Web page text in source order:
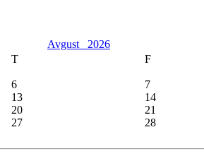
Avgust 2026
T F
6 7
13 14
20 21
27 28